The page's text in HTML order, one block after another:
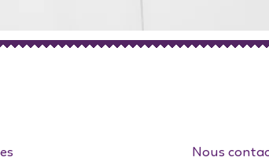
Nous